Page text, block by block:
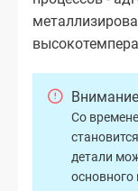
Со
детали
основного